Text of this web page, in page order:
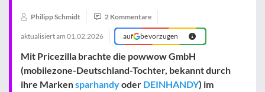
Philipp Schmidt 2 Kommentare
aktualisiert am 01.02.2026 auf bevorzugen
Mit Pricezilla brachte die powwow GmbH
(mobilezone-Deutschland-Tochter, bekannt durch
ihre Markensparhandyoder DEINHANDY) im